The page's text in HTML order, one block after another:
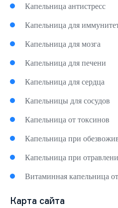
ЗАКАЗАТЬ
Капельница антистресс
Капельница для
Капельница для мозга
Капельница для печени
Капельница для сердца
Капельницы для сосудов
Капельница от токсинов
Капельница при
Капельница при
Витаминная капельница
Карта сайта